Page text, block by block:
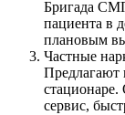
Бригада
пациента в
плановым
Частные
Предлагают
сервис,